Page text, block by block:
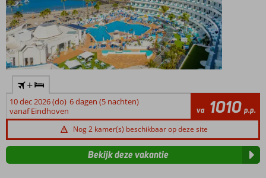
+
10 dec 2026 (do) 6 dagen (5 nachten)
vanaf Eindhoven
va 1010 p.p.
Nog 2 kamer(s) beschikbaar op deze site
Bekijk deze vakantie